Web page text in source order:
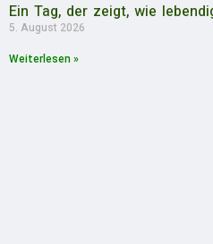
Ein Tag, der zeigt, wie
5. August 2026
Weiterlesen »